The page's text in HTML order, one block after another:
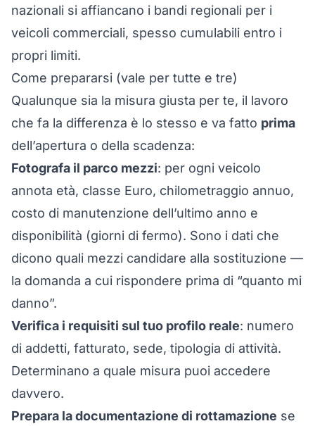
nazionali si affiancano i bandi regionali per i
veicoli commerciali, spesso cumulabili entro i
propri limiti.
Come prepararsi (vale per tutte e tre)
Qualunque sia la misura giusta per te, il lavoro
che fa la differenza è lo stesso e va fatto prima
dell’apertura o della scadenza:
Fotografa il parco mezzi: per ogni veicolo
annota età, classe Euro, chilometraggio annuo,
costo di manutenzione dell’ultimo anno e
disponibilità (giorni di fermo). Sono i dati che
dicono quali mezzi candidare alla sostituzione —
la domanda a cui rispondere prima di “quanto mi
danno”.
Verifica i requisiti sul tuo profilo reale: numero
di addetti, fatturato, sede, tipologia di attività.
Determinano a quale misura puoi accedere
davvero.
Prepara la documentazione di rottamazione se